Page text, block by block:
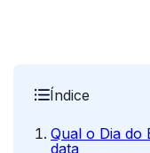
Índice
Qual o Dia do
data